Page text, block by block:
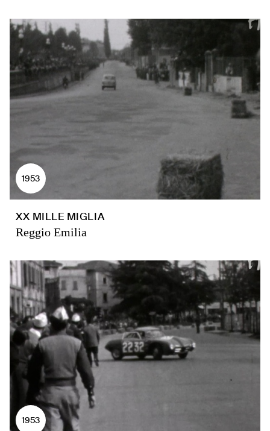
1953
XX MILLE MIGLIA
Reggio Emilia
1953